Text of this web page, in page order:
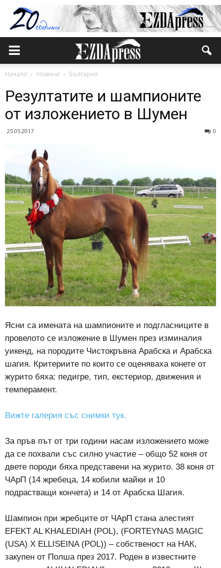
Начало Новини България
Резултатите и шампионите
от изложението в Шумен
25.05.2017 0
Ясни са имената на шампионите и подгласниците в
провелото се изложение в Шумен през изминалия
уикенд, на породите Чистокръвна Арабска и Арабска
шагия. Критериите по които се оценяваха конете от
журито бяха: педигре, тип, екстериор, движения и
темперамент.
Вижте галерия със снимки тук.
За пръв път от три години насам изложението може
да се похвали със силно участие – общо 52 коня от
двете породи бяха представени на журито. 38 коня от
ЧАрП (14 жребеца, 14 кобили майки и 10
подрастващи кончета) и 14 от Арабска Шагия.
Шампион при жребците от ЧАрП стана алестият
EFEKT AL KHALEDIAH (POL), (FORTEYNAS MAGIC
(USA) X ELLISEINA (POL)) – собственост на НАК,
закупен от Полша през 2017. Роден в известните